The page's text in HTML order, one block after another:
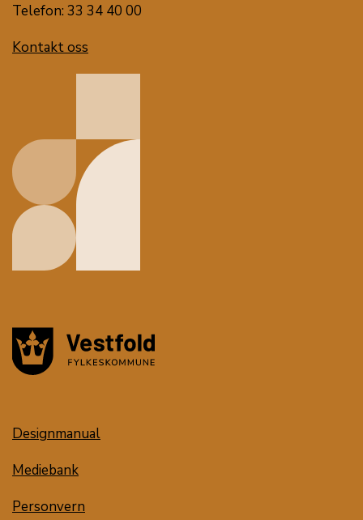
Telefon: 33 34 40 00
Kontakt oss
Designmanual
Mediebank
Personvern